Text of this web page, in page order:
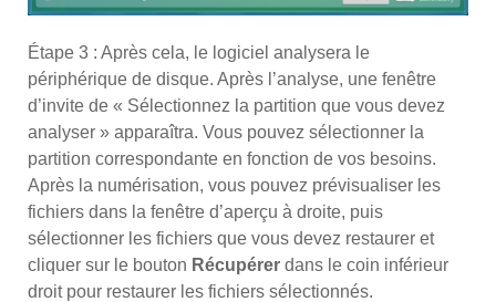
Étape 3 : Après cela, le logiciel analysera le
périphérique de disque. Après l’analyse, une fenêtre
d’invite de « Sélectionnez la partition que vous devez
analyser » apparaîtra. Vous pouvez sélectionner la
partition correspondante en fonction de vos besoins.
Après la numérisation, vous pouvez prévisualiser les
fichiers dans la fenêtre d’aperçu à droite, puis
sélectionner les fichiers que vous devez restaurer et
cliquer sur le bouton Récupérer dans le coin inférieur
droit pour restaurer les fichiers sélectionnés.